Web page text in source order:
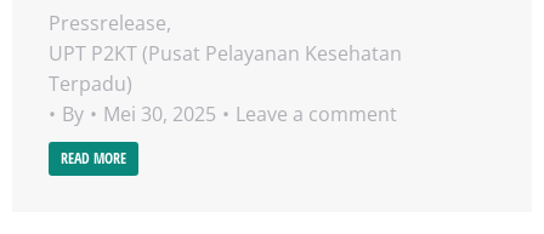
Pressrelease,
UPT P2KT (Pusat Pelayanan Kesehatan
Terpadu)
By
Mei 30, 2025 Leave a comment
READ MORE